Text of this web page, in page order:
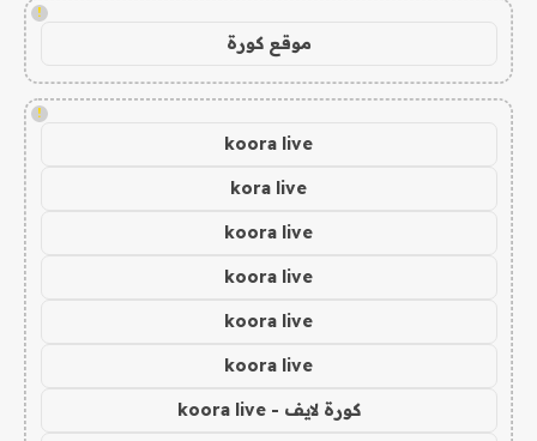
!
موقع كورة
!
koora live
kora live
koora live
koora live
koora live
koora live
كورة لايف - koora live